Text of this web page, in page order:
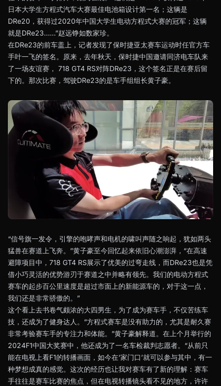
日本大学生方程式汽车大赛最佳电池箱设计第一名；这辆是
DRe20，获得过2020年中国大学生电动方程式大赛的冠军；这辆
就是DRe23……”赵远铮如数家珍。
在DRe23的前车盖上，记者发现了保时捷亚太赛车运动时任官方车
手叶一飞的签名。原来，去年秋天，保时捷中国邀请同济电车队来
了一场友谊赛， 718 GT4 RS对阵DRe23，这个签名正是在赛后留
下的。那次比赛，驾驶DRe23的是车手组组长黄子豪。
“信号旗一发令，引擎的咆哮声和电机的啸叫声随之响起，犹如两头
猛兽在赛道上飞奔。”黄子豪至今回忆起来依旧心潮澎湃，“在高速
避障项目中，718 GT4 RS展示了优美的过弯走线，而DRe23也是凭
借小巧灵活的优势游刃于赛道之中并略有领先。我们的电动方程式
赛车的起步百公里速度是超过市面上的新能源车的，对于这一点，
我们还是非常骄傲的。”
这个看上去书卷气颇浓的大四男生，为了成为赛车手，不仅苦练车
技，还成为了健身达人。“方程式赛车是没有助力的，尤其是耐久赛
非常考验赛车手的专注力和体能。”黄子豪解释道。在上个月举行的
2024F1中国大奖赛中，他还成为了一名车检裁判志愿者。“从前只
能在电视上看F1的转播画面，如今在‘家门口’就可以参与其中，有一
种梦想成真的感觉。这次的经历也让我对赛车有了新的理解：赛车
手往往是赛车比赛的焦点，但在电视转播镜头看不见的地方，许许